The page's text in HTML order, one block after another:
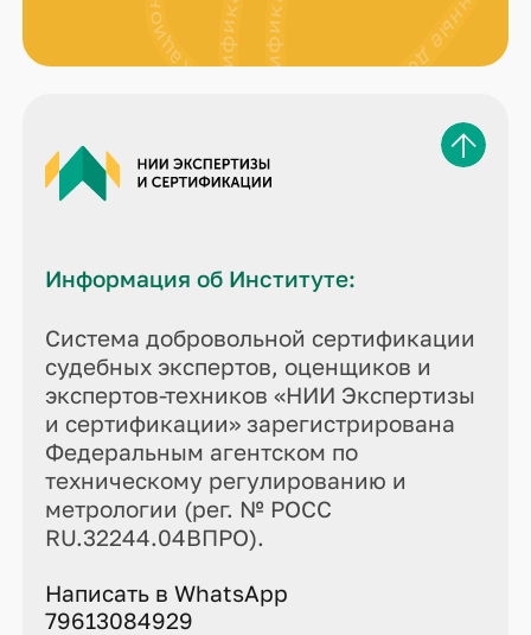
Информация об Институте:
Система добровольной сертификации
судебных экспертов, оценщиков и
экспертов-техников «НИИ Экспертизы
и сертификации» зарегистрирована
Федеральным агентском по
техническому регулированию и
метрологии (рег. № РОСС
RU.32244.04ВПРО).
Написать в WhatsApp
79613084929